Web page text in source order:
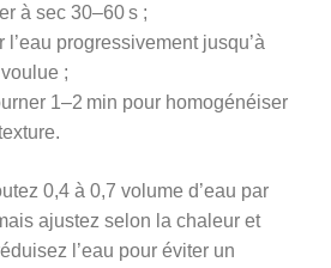
à sec 30–60 s ;
l’eau progressivement jusqu’à
;
1–2 min pour homogénéiser
0,4 à 0,7 volume d’eau par
ajustez selon la chaleur et
l’eau pour éviter un